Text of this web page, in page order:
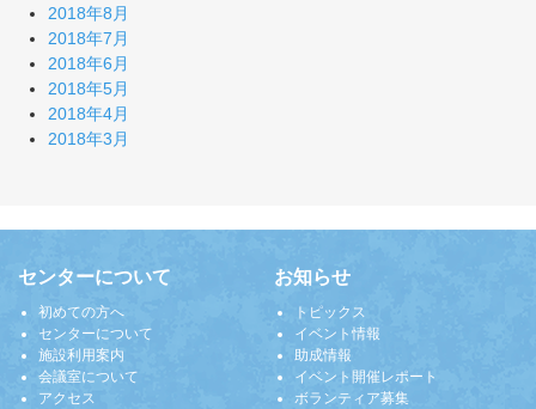
2018年8月
2018年7月
2018年6月
2018年5月
2018年4月
2018年3月
センターについて
初めての方へ
センターについて
施設利用案内
会議室について
アクセス
お知らせ
トピックス
イベント情報
助成情報
イベント開催レポート
ボランティア募集